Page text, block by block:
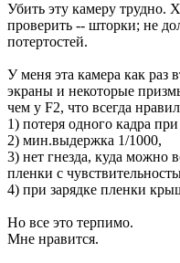
Убить эту камеру трудно.
проверить -- шторки; не
потертостей.
У меня эта камера как раз
экраны и некоторые
чем у F2, что всегда
1) потеря одного кадра
2) мин.выдержка 1/1000,
3) нет гнезда, куда можно
пленки с
4) при зарядке пленки
Но все это терпимо.
Мне нравится.